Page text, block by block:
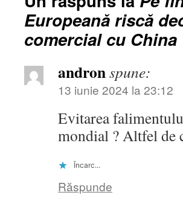
Europeană riscă
comercial cu China
andronspune:
13 iunie 2024 la 23:12
Evitarea
mondial ? Altfel de
Încarc...
Răspunde